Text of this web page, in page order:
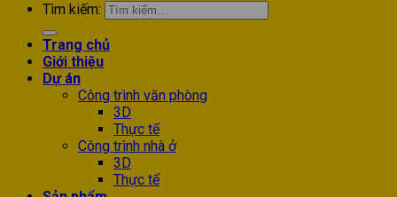
Tìm kiếm:
Trang chủ
Giới thiệu
Dự án
Công trình văn phòng
3D
Thực tế
Công trình nhà ở
3D
Thực tế